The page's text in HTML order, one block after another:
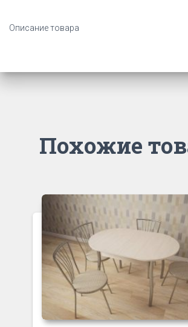
Описание товара
Похожие